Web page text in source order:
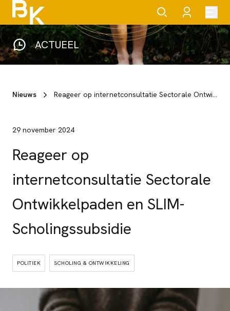
ACTUEEL
Nieuws Reageer op internetconsultatie Sectorale Ontwikkelpaden en SLIM-Scholingssubsidie
29 november 2024
Reageer op
internetconsultatie Sectorale
Ontwikkelpaden en SLIM-
Scholingssubsidie
POLITIEK SCHOLING & ONTWIKKELING